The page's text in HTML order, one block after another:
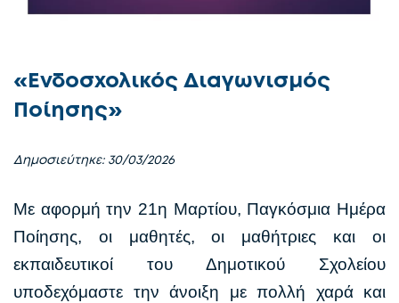
«Ενδοσχολικός Διαγωνισμός
Ποίησης»
Δημοσιεύτηκε: 30/03/2026
Με αφορμή την 21η Μαρτίου, Παγκόσμια Ημέρα
Ποίησης, οι μαθητές, οι μαθήτριες και οι
εκπαιδευτικοί του Δημοτικού Σχολείου
υποδεχόμαστε την άνοιξη με πολλή χαρά και